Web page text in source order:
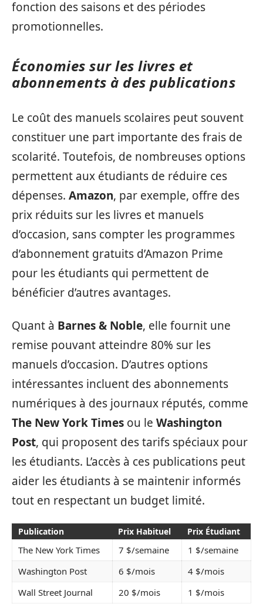
fonction des saisons et des périodes
promotionnelles.
Économies sur les livres et
abonnements à des publications
Le coût des manuels scolaires peut souvent
constituer une part importante des frais de
scolarité. Toutefois, de nombreuses options
permettent aux étudiants de réduire ces
dépenses. Amazon, par exemple, offre des
prix réduits sur les livres et manuels
d’occasion, sans compter les programmes
d’abonnement gratuits d’Amazon Prime
pour les étudiants qui permettent de
bénéficier d’autres avantages.
Quant à Barnes & Noble, elle fournit une
remise pouvant atteindre 80% sur les
manuels d’occasion. D’autres options
intéressantes incluent des abonnements
numériques à des journaux réputés, comme
The New York Times ou le Washington
Post, qui proposent des tarifs spéciaux pour
les étudiants. L’accès à ces publications peut
aider les étudiants à se maintenir informés
tout en respectant un budget limité.
Publication Prix Habituel Prix Étudiant
The New York Times 7 $/semaine
1 $/semaine
Washington Post
6 $/mois
4 $/mois
Wall Street Journal
20 $/mois 1 $/mois